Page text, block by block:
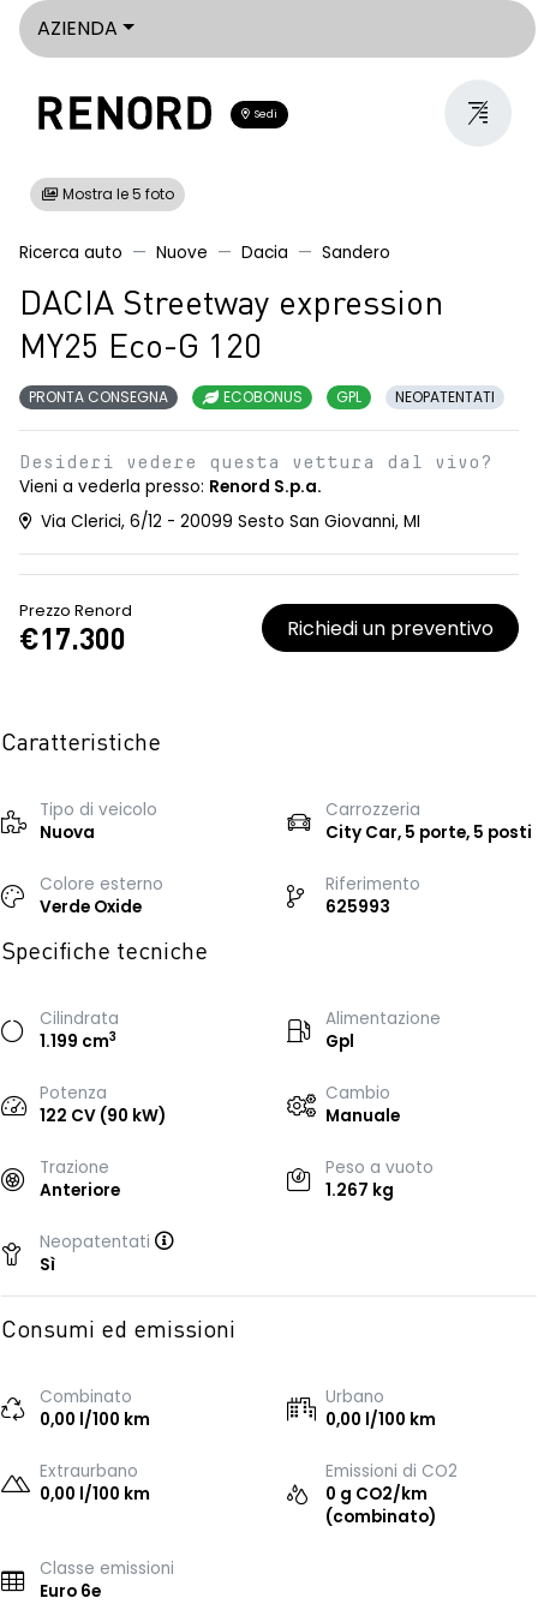
AZIENDA
Sedi
Mostra le 5 foto
Ricerca auto Nuove Dacia Sandero
DACIA Streetway expression
MY25 Eco-G 120
PRONTA CONSEGNA ECOBONUS GPL NEOPATENTATI
Desideri vedere questa vettura dal vivo?
Vieni a vederla presso: Renord S.p.a.
Via Clerici, 6/12 - 20099 Sesto San Giovanni, MI
Prezzo Renord
€17.300 Richiedi un preventivo
Caratteristiche
Tipo di veicolo
Nuova
Carrozzeria
City Car, 5 porte, 5 posti
Colore esterno
Verde Oxide
Riferimento
625993
Specifiche tecniche
Cilindrata
1.199 cm3
Alimentazione
Gpl
Potenza
122 CV (90 kW)
Cambio
Manuale
Trazione
Anteriore
Peso a vuoto
1.267 kg
Neopatentati
Sì
Consumi ed emissioni
Combinato
0,00 l/100 km
Urbano
0,00 l/100 km
Extraurbano
0,00 l/100 km
Emissioni di CO2
0 g CO2/km
(combinato)
Classe emissioni
Euro 6e